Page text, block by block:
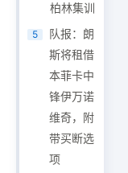
柏林集训
5
队报：朗
斯将租借
本菲卡中
锋伊万诺
维奇，附
带买断选
项